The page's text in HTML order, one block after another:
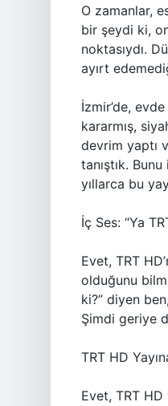
O zamanlar,
bir şeydi ki,
noktasıydı.
ayırt
İzmir’de,
kararmış,
devrim yaptı
tanıştık.
yıllarca bu
İç Ses: “Ya
Evet, TRT
olduğunu
ki?” diyen
Şimdi geriye
TRT HD
Evet, TRT HD